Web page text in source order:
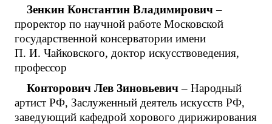
Зенкин Константин Владимирович–
проректор по научной работе Московской
государственной консерватории имени
П. И. Чайковского, доктор искусствоведения,
профессор
Конторович Лев Зиновьевич– Народный
артист РФ, Заслуженный деятель искусств РФ,
заведующий кафедрой хорового дирижирования